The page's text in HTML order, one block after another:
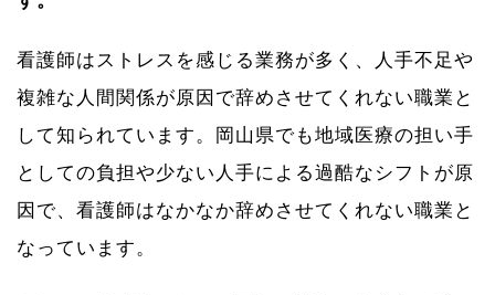
看護師はストレスを感じる業務が多く、人手不足や
複雑な人間関係が原因で辞めさせてくれない職業と
して知られています。岡山県でも地域医療の担い手
としての負担や少ない人手による過酷なシフトが原
因で、看護師はなかなか辞めさせてくれない職業と
なっています。